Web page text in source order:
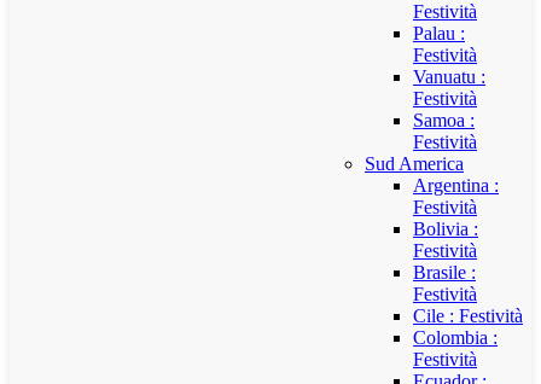
Festività
Palau :
Festività
Vanuatu :
Festività
Samoa :
Festività
Sud America
Argentina :
Festività
Bolivia :
Festività
Brasile :
Festività
Cile : Festività
Colombia :
Festività